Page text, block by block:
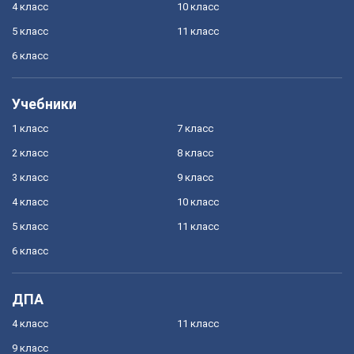
4 класс
5 класс
6 класс
10 класс
11 класс
Учебники
1 класс
2 класс
3 класс
4 класс
5 класс
6 класс
7 класс
8 класс
9 класс
10 класс
11 класс
ДПА
4 класс
9 класс
11 класс